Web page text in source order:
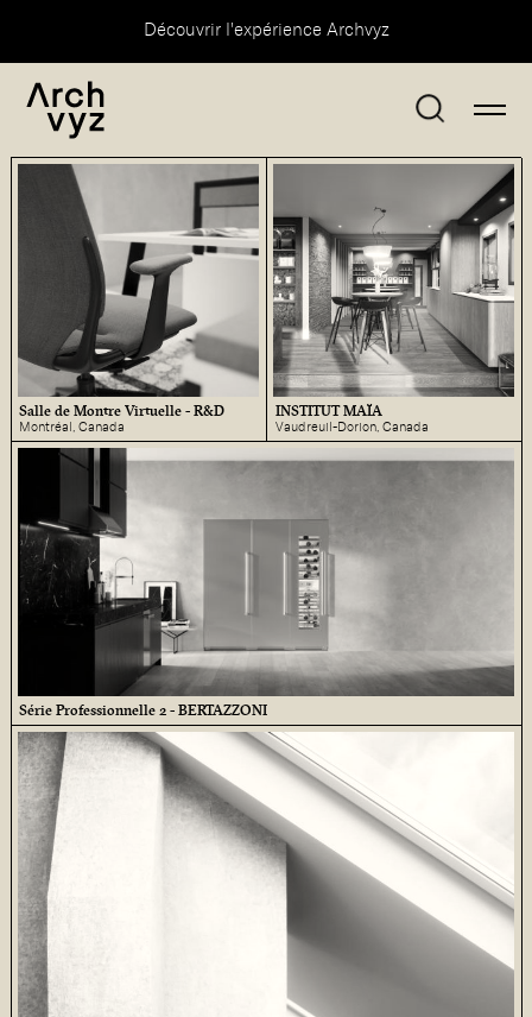
Découvrir l'expérience Archvyz
Salle de Montre Virtuelle - R&D
Montréal, Canada
Série Professionnelle 2 - BERTAZZONI
INSTITUT MAÏA
Vaudreuil-Dorion, Canada